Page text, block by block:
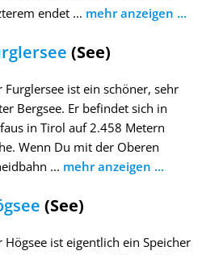
endet ... mehr anzeigen ...
(See)
Furglersee ist ein schöner, sehr
Bergsee. Er befindet sich in
in Tirol auf 2.458 Metern
Wenn Du mit der Oberen
... mehr anzeigen ...
(See)
Högsee ist eigentlich ein Speicher